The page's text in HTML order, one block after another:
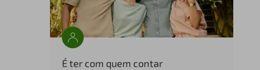
É ter com quem contar